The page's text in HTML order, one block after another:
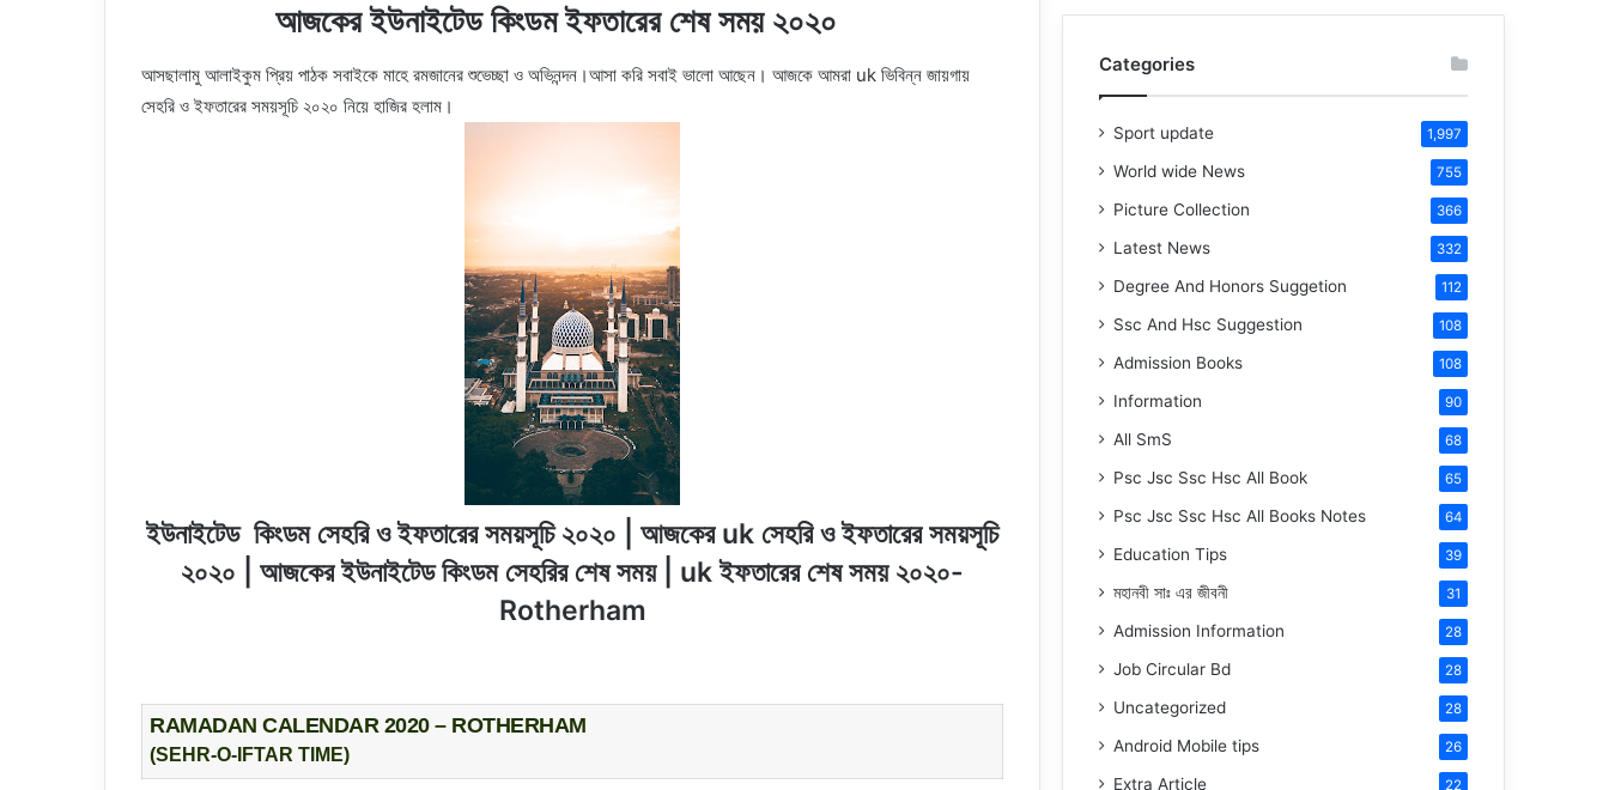
আজকের ইউনাইটেড কিংডম ইফতারের শেষ সময় ২০২০
আসছালামু আলাইকুম প্রিয় পাঠক সবাইকে মাহে রমজানের শুভেচ্ছা ও অভিনন্দন।আসা করি সবাই ভালো আছেন। আজকে আমরা uk ভিবিন্ন জায়গায়
সেহরি ও ইফতারের সময়সূচি ২০২০ নিয়ে হাজির হলাম।
ইউনাইটেড কিংডম সেহরি ও ইফতারের সময়সূচি ২০২০ | আজকের uk সেহরি ও ইফতারের সময়সূচি
২০২০ | আজকের ইউনাইটেড কিংডম সেহরির শেষ সময় | uk ইফতারের শেষ সময় ২০২০-
Rotherham
RAMADAN CALENDAR 2020 – ROTHERHAM
(SEHR-O-IFTAR TIME)
Categories
Sport update 1,997
World wide News 755
Picture Collection 366
Latest News 332
Degree And Honors Suggetion 112
Ssc And Hsc Suggestion 108
Admission Books 108
Information 90
All SmS 68
Psc Jsc Ssc Hsc All Book 65
Psc Jsc Ssc Hsc All Books Notes 64
Education Tips 39
মহানবীসাঃ এর জীবনী 31
Admission Information 28
Job Circular Bd 28
Uncategorized 28
Android Mobile tips 26
Extra Article 22